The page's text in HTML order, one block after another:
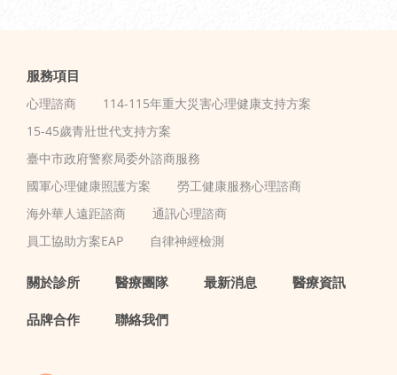
服務項目
心理諮商
114-115年重大災害心理健康支持方案
15-45歲青壯世代支持方案
臺中市政府警察局委外諮商服務
國軍心理健康照護方案
勞工健康服務心理諮商
海外華人遠距諮商
通訊心理諮商
員工協助方案EAP
自律神經檢測
關於診所 醫療團隊 最新消息 醫療資訊
品牌合作 聯絡我們